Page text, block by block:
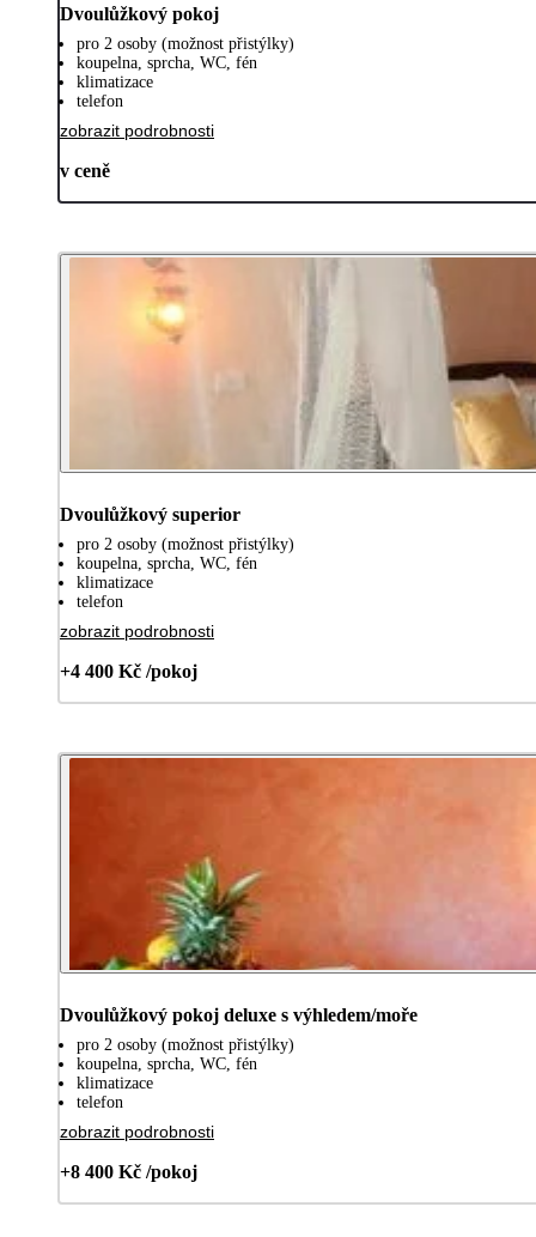
Dvoulůžkový pokoj
pro 2 osoby (možnost přistýlky)
koupelna, sprcha, WC, fén
klimatizace
telefon
zobrazit podrobnosti
v ceně
Dvoulůžkový superior
pro 2 osoby (možnost přistýlky)
koupelna, sprcha, WC, fén
klimatizace
telefon
zobrazit podrobnosti
+4 400 Kč /pokoj
Dvoulůžkový pokoj deluxe s výhledem/moře
pro 2 osoby (možnost přistýlky)
koupelna, sprcha, WC, fén
klimatizace
telefon
zobrazit podrobnosti
+8 400 Kč /pokoj